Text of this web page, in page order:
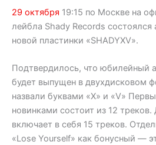
29 октября 19:15 по Москве на
лейбла Shady Records состоялся
новой пластинки «SHADYXV».
Подтвердилось, что юбилейный
будет выпущен в двухдисковом
назвали буквами «X» и «V»
новинками состоит из 12
включает в себя 15 треков.
«Lose Yourself» как бонусный —